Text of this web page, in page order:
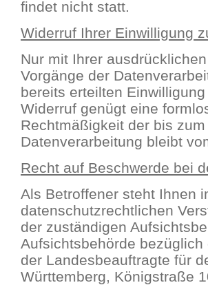
findet nicht statt.
Widerruf Ihrer Einwilligung
Nur mit Ihrer
Vorgänge der
bereits erteilten
Widerruf genügt eine
Rechtmäßigkeit der bis
Datenverarbeitung bleibt
Recht auf Beschwerde bei
Als Betroffener steht Ihnen
datenschutzrechtlichen
der zuständigen
Aufsichtsbehörde
der Landesbeauftragte für
Württemberg, Königstraße